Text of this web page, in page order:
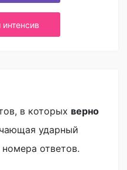
в которых верно
ударный
ответов.